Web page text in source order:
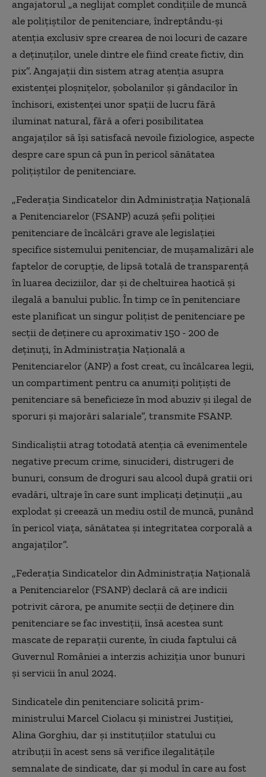
angajatorul „a neglijat complet condiţiile de muncă
ale poliţiştilor de penitenciare, îndreptându-şi
atenţia exclusiv spre crearea de noi locuri de cazare
a deţinuţilor, unele dintre ele fiind create fictiv, din
pix”. Angajaţii din sistem atrag atenţia asupra
existenţei ploşniţelor, şobolanilor şi gândacilor în
închisori, existenţei unor spaţii de lucru fără
iluminat natural, fără a oferi posibilitatea
angajaţilor să îşi satisfacă nevoile fiziologice, aspecte
despre care spun că pun în pericol sănătatea
poliţiştilor de penitenciare.
„Federaţia Sindicatelor din Administraţia Naţională
a Penitenciarelor (FSANP) acuză şefii poliţiei
penitenciare de încălcări grave ale legislaţiei
specifice sistemului penitenciar, de muşamalizări ale
faptelor de corupţie, de lipsă totală de transparenţă
în luarea deciziilor, dar şi de cheltuirea haotică şi
ilegală a banului public. În timp ce în penitenciare
este planificat un singur poliţist de penitenciare pe
secţii de deţinere cu aproximativ 150 - 200 de
deţinuţi, în Administraţia Naţională a
Penitenciarelor (ANP) a fost creat, cu încălcarea legii,
un compartiment pentru ca anumiţi poliţişti de
penitenciare să beneficieze în mod abuziv şi ilegal de
sporuri şi majorări salariale”, transmite FSANP.
Sindicaliştii atrag totodată atenţia că evenimentele
negative precum crime, sinucideri, distrugeri de
bunuri, consum de droguri sau alcool după gratii ori
evadări, ultraje în care sunt implicaţi deţinuţii „au
explodat şi creează un mediu ostil de muncă, punând
în pericol viaţa, sănătatea şi integritatea corporală a
angajaţilor”.
„Federaţia Sindicatelor din Administraţia Naţională
a Penitenciarelor (FSANP) declară că are indicii
potrivit cărora, pe anumite secţii de deţinere din
penitenciare se fac investiţii, însă acestea sunt
mascate de reparaţii curente, în ciuda faptului că
Guvernul României a interzis achiziţia unor bunuri
şi servicii în anul 2024.
Sindicatele din penitenciare solicită prim-
ministrului Marcel Ciolacu şi ministrei Justiţiei,
Alina Gorghiu, dar şi instituţiilor statului cu
atribuţii în acest sens să verifice ilegalităţile
semnalate de sindicate, dar şi modul în care au fost